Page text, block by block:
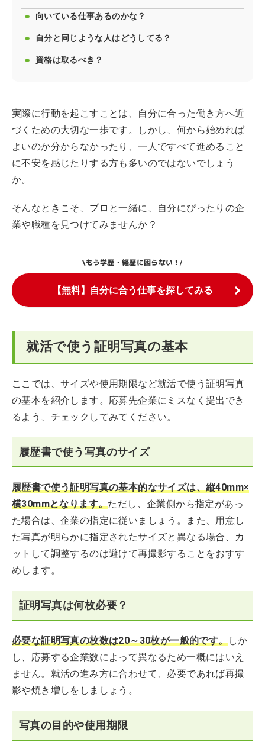
向いている仕事あるのかな？
自分と同じような人はどうしてる？
資格は取るべき？
実際に行動を起こすことは、自分に合った働き方へ近
づくための大切な一歩です。しかし、何から始めれば
よいのか分からなかったり、一人ですべて進めること
に不安を感じたりする方も多いのではないでしょう
か。
そんなときこそ、プロと一緒に、自分にぴったりの企
業や職種を見つけてみませんか？
\もう学歴・経歴に困らない！/
【無料】自分に合う仕事を探してみる
就活で使う証明写真の基本
ここでは、サイズや使用期限など就活で使う証明写真
の基本を紹介します。応募先企業にミスなく提出でき
るよう、チェックしてみてください。
履歴書で使う写真のサイズ
履歴書で使う証明写真の基本的なサイズは、縦40mm×
横30mmとなります。ただし、企業側から指定があっ
た場合は、企業の指定に従いましょう。また、用意し
た写真が明らかに指定されたサイズと異なる場合、カ
ットして調整するのは避けて再撮影することをおすす
めします。
証明写真は何枚必要？
必要な証明写真の枚数は20～30枚が一般的です。しか
し、応募する企業数によって異なるため一概にはいえ
ません。就活の進み方に合わせて、必要であれば再撮
影や焼き増しをしましょう。
写真の目的や使用期限